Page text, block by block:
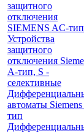
защитного
отключения
SIEMENS AС-тип
Устройства
защитного
отключения
A-тип, S -
селективные
автоматы
тип